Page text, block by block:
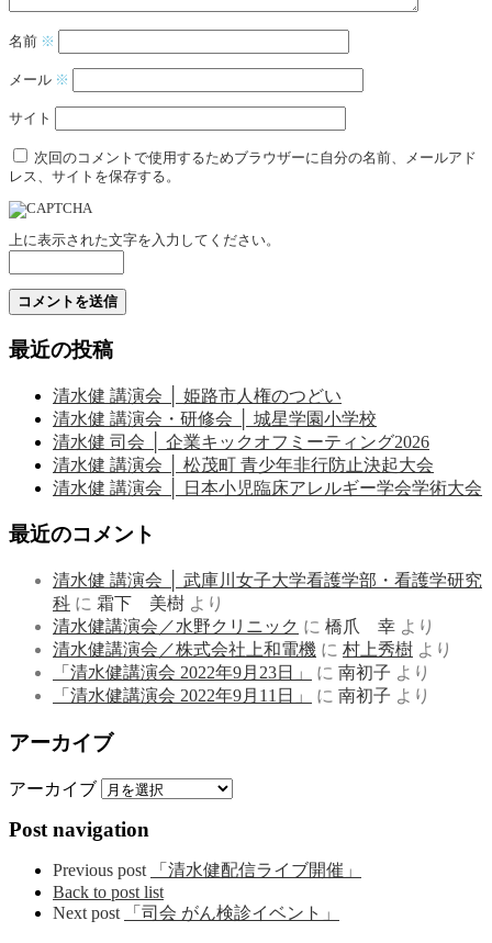
名前 ※
メール ※
サイト
次回のコメントで使用するためブラウザーに自分の名前、メールアド
レス、サイトを保存する。
上に表示された文字を入力してください。
最近の投稿
清水健 講演会 │ 姫路市人権のつどい
清水健 講演会・研修会 │ 城星学園小学校
清水健 司会 │ 企業キックオフミーティング2026
清水健 講演会 │ 松茂町 青少年非行防止決起大会
清水健 講演会 │ 日本小児臨床アレルギー学会学術大会
最近のコメント
清水健 講演会 │ 武庫川女子大学看護学部・看護学研究
科 に 霜下 美樹 より
清水健講演会／水野クリニック に 橋爪 幸 より
清水健講演会／株式会社上和電機 に 村上秀樹 より
「清水健講演会 2022年9月23日」
に 南初子 より
「清水健講演会 2022年9月11日」
に 南初子 より
アーカイブ
アーカイブ
Post navigation
Previous post
「清水健配信ライブ開催」
Back to post list
Next post
「司会 がん検診イベント」